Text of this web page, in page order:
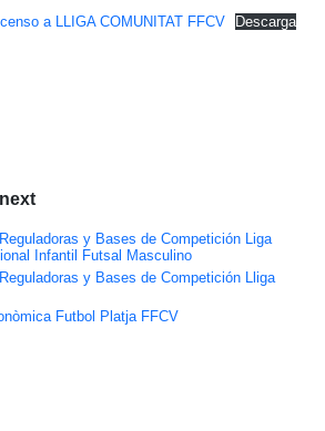
a LLIGA COMUNITAT FFCV Descarga
y Bases de Competición Liga
Infantil Futsal Masculino
y Bases de Competición Lliga
Futbol Platja FFCV